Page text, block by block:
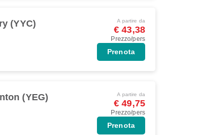
(YYC) A partire da
€ 43,38
Prezzo/pers
Prenota
(YEG) A partire da
€ 49,75
Prezzo/pers
Prenota